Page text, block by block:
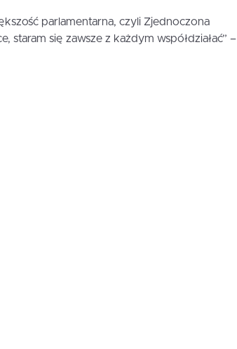
parlamentarna, czyli Zjednoczona
staram się zawsze z każdym współdziałać” –